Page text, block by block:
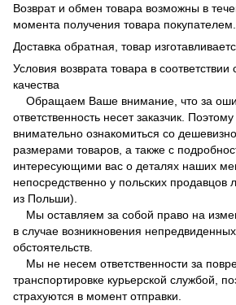
Возврат и обмен товара возможны в
момента получения товара покупателем.
Доставка обратная, товар
Условия возврата товара в
качества
Обращаем Ваше внимание, что за
ответственность несет заказчик.
внимательно ознакомиться со
размерами товаров, а также с
интересующими вас о деталях наших
непосредственно у польских продавцов
из Польши).
Мы оставляем за собой право на
в случае возникновения
обстоятельств.
Мы не несем ответственности за
транспортировке курьерской службой,
страхуются в момент отправки.